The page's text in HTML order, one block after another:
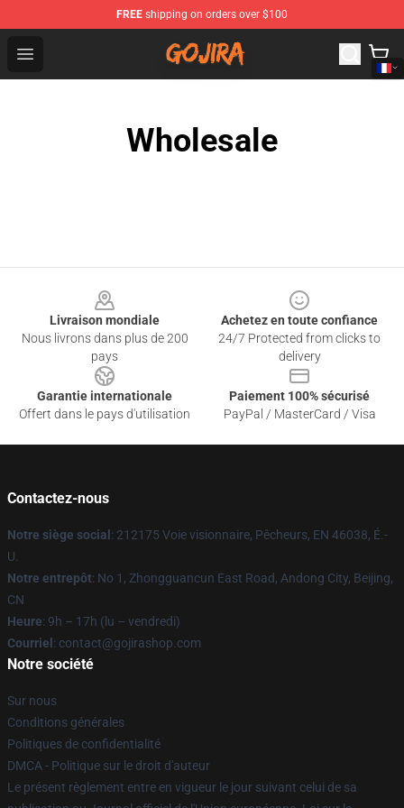
FREE shipping on orders over $100
Open menu
Gojira Shop - Official Gojira Merchandise Store
Wholesale
Livraison mondiale
Nous livrons dans plus de 200
pays
Achetez en toute confiance
24/7 Protected from clicks to
delivery
Garantie internationale
Offert dans le pays d'utilisation
Paiement 100% sécurisé
PayPal / MasterCard / Visa
Contactez-nous
Notre siège social : 212175 Voie visionnaire, Pêcheurs, EN 46038, É.-
U.
Notre entrepôt: No 1, Zhongguancun East Road, Andong City, Beijing,
CN
Heure: 9h – 17h (lu – vendredi)
Courriel : contact@gojirashop.com
Notre société
Sur nous
Conditions générales
Politiques de confidentialité
DMCA - Politique sur le droit d'auteur
Le présent règlement entre en vigueur le jour suivant celui de sa